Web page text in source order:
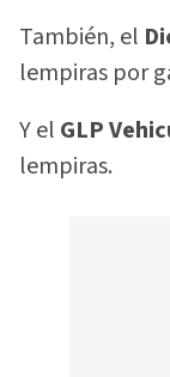
También, el
lempiras por
Y el GLP
lempiras.